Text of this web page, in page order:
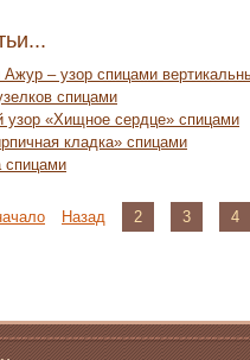
– узор спицами
спицами
узор «Хищное сердце» спицами
кладка» спицами
спицами
Назад 2 3 4